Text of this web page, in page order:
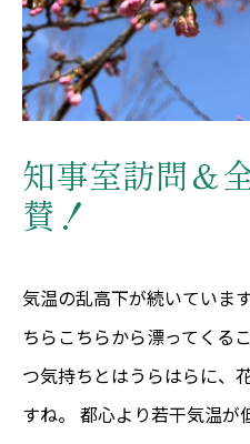
知事室訪問＆
賛！
気温の乱高下が続いていま
ちらこちらから漂ってくる
つ気持ちとはうらはらに、
すね。 都心より若干気温が